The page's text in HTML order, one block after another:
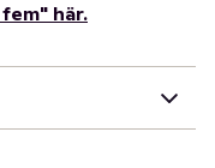
här.